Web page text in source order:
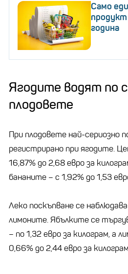
Само
година
Ягодите водят по
плодовете
При плодовете най-сериозно
регистрирано при ягодите.
16,87% до 2,68 евро за
бананите – с 1,92% до 1,53
Леко поскъпване се
лимоните. Ябълките се
– по 1,32 евро за килограм, а
0,66% до 2,44 евро за